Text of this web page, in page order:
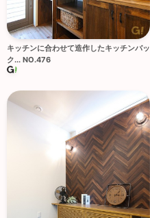
キッチンに合わせて造作したキッチンバッ
ク... NO.476